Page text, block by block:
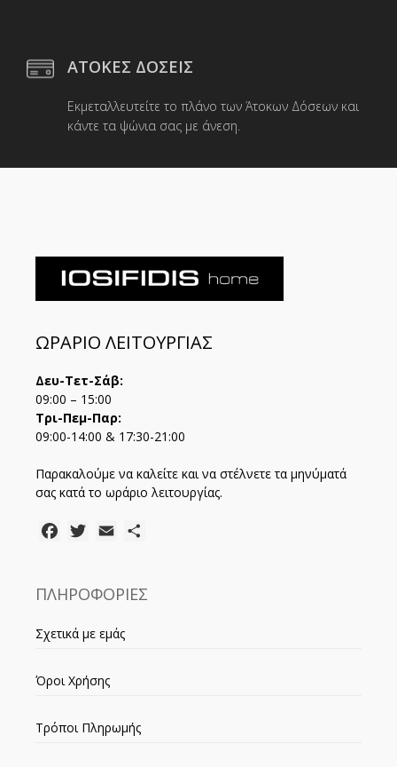
ΑΤΟΚΕΣ ΔΟΣΕΙΣ
Εκμεταλλευτείτε το πλάνο των Άτοκων Δόσεων και
κάντε τα ψώνια σας με άνεση.
ΩΡΑΡΙΟ ΛΕΙΤΟΥΡΓΙΑΣ
Δευ-Τετ-Σάβ:
09:00 – 15:00
Τρι-Πεμ-Παρ:
09:00-14:00 & 17:30-21:00
Παρακαλούμε να καλείτε και να στέλνετε τα μηνύματά
σας κατά το ωράριο λειτουργίας.
FacebookTwitter
Email
ΠΛΗΡΟΦΟΡΙΕΣ
Σχετικά με εμάς
Όροι Χρήσης
Τρόποι Πληρωμής